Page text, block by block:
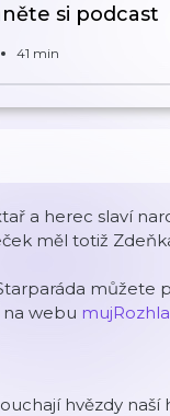
si podcast
41 min
a herec slaví
měl totiž
můžete
webu
hvězdy